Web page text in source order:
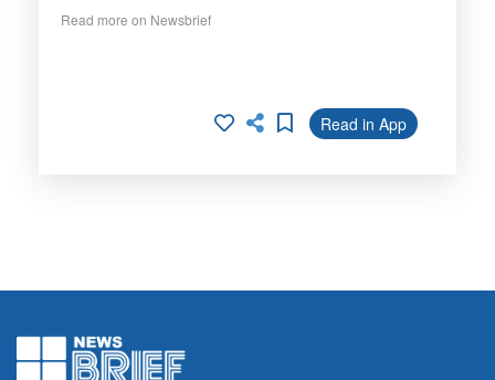
Read more on Newsbrief
Read in App